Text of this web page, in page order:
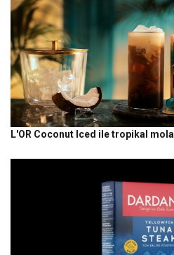
L'OR Coconut Iced ile tropikal mola